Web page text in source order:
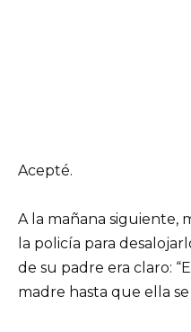
Acepté.
A la mañana siguiente,
la policía para
de su padre era claro:
madre hasta que ella se